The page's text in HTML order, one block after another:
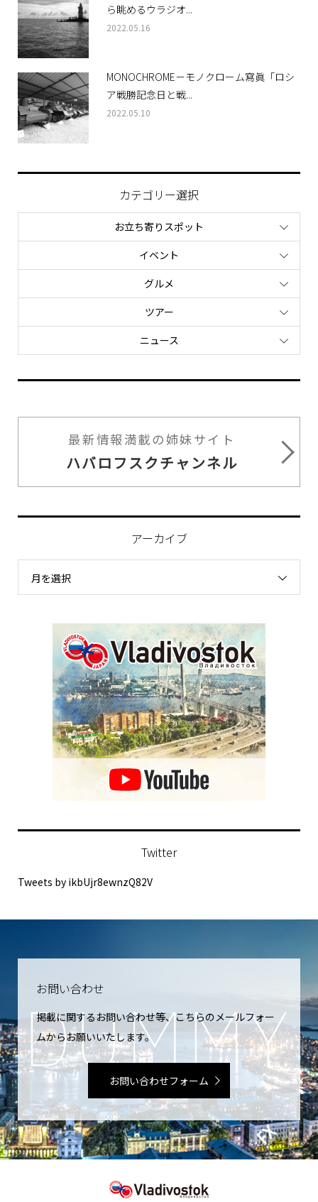
ら眺めるウラジオ...
2022.05.16
MONOCHROME－モノクローム寫眞「ロシ
ア戦勝記念日と戦...
2022.05.10
カテゴリー選択
お立ち寄りスポット
イベント
グルメ
ツアー
ニュース
最新情報満載の姉妹サイト
ハバロフスクチャンネル
アーカイブ
月を選択
Twitter
Tweets by ikbUjr8ewnzQ82V
お問い合わせ
掲載に関するお問い合わせ等、こちらのメールフォー
ムからお願いいたします。
お問い合わせフォーム